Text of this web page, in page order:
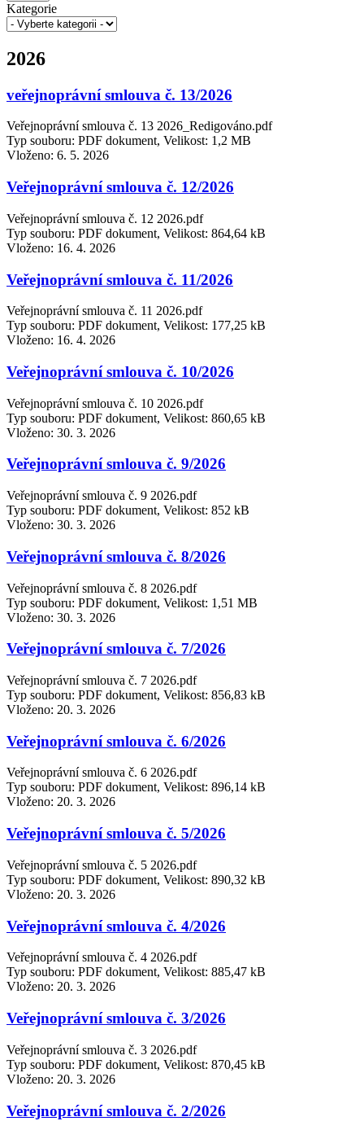
Kategorie
2026
veřejnoprávní smlouva č. 13/2026
Veřejnoprávní smlouva č. 13 2026_Redigováno.pdf
Typ souboru: PDF dokument, Velikost: 1,2 MB
Vloženo: 6. 5. 2026
Veřejnoprávní smlouva č. 12/2026
Veřejnoprávní smlouva č. 12 2026.pdf
Typ souboru: PDF dokument, Velikost: 864,64 kB
Vloženo: 16. 4. 2026
Veřejnoprávní smlouva č. 11/2026
Veřejnoprávní smlouva č. 11 2026.pdf
Typ souboru: PDF dokument, Velikost: 177,25 kB
Vloženo: 16. 4. 2026
Veřejnoprávní smlouva č. 10/2026
Veřejnoprávní smlouva č. 10 2026.pdf
Typ souboru: PDF dokument, Velikost: 860,65 kB
Vloženo: 30. 3. 2026
Veřejnoprávní smlouva č. 9/2026
Veřejnoprávní smlouva č. 9 2026.pdf
Typ souboru: PDF dokument, Velikost: 852 kB
Vloženo: 30. 3. 2026
Veřejnoprávní smlouva č. 8/2026
Veřejnoprávní smlouva č. 8 2026.pdf
Typ souboru: PDF dokument, Velikost: 1,51 MB
Vloženo: 30. 3. 2026
Veřejnoprávní smlouva č. 7/2026
Veřejnoprávní smlouva č. 7 2026.pdf
Typ souboru: PDF dokument, Velikost: 856,83 kB
Vloženo: 20. 3. 2026
Veřejnoprávní smlouva č. 6/2026
Veřejnoprávní smlouva č. 6 2026.pdf
Typ souboru: PDF dokument, Velikost: 896,14 kB
Vloženo: 20. 3. 2026
Veřejnoprávní smlouva č. 5/2026
Veřejnoprávní smlouva č. 5 2026.pdf
Typ souboru: PDF dokument, Velikost: 890,32 kB
Vloženo: 20. 3. 2026
Veřejnoprávní smlouva č. 4/2026
Veřejnoprávní smlouva č. 4 2026.pdf
Typ souboru: PDF dokument, Velikost: 885,47 kB
Vloženo: 20. 3. 2026
Veřejnoprávní smlouva č. 3/2026
Veřejnoprávní smlouva č. 3 2026.pdf
Typ souboru: PDF dokument, Velikost: 870,45 kB
Vloženo: 20. 3. 2026
Veřejnoprávní smlouva č. 2/2026